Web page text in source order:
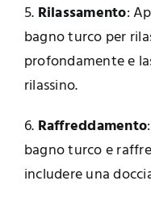
5. Rilassamento:
bagno turco per
profondamente e
rilassino.
6. Raffreddamento
bagno turco e
includere una